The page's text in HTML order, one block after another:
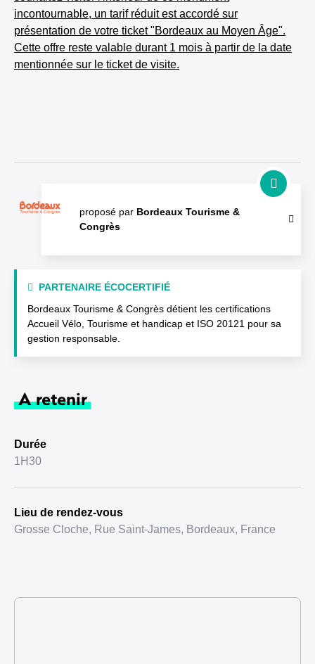
incontournable, un tarif réduit est accordé sur
présentation de votre ticket "Bordeaux au Moyen Âge".
Cette offre reste valable durant 1 mois à partir de la date
mentionnée sur le ticket de visite.
proposé par Bordeaux Tourisme &
Congrès
PARTENAIRE ÉCOCERTIFIÉ
Bordeaux Tourisme & Congrès détient les certifications
Accueil Vélo, Tourisme et handicap et ISO 20121 pour sa
gestion responsable.
A retenir
Durée
1H30
Lieu de rendez-vous
Grosse Cloche, Rue Saint-James, Bordeaux, France